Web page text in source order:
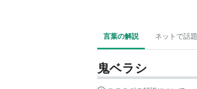
言葉の解説 ネットで話題
鬼ベラシ